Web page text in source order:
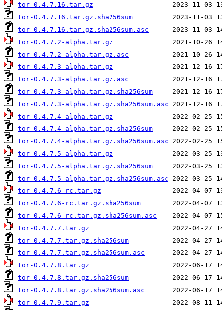
tor-0.4.7.16.tar.gz
tor-0.4.7.16.tar.gz.sha256sum
tor-0.4.7.16.tar.gz.sha256sum.asc
tor-0.4.7.2-alpha.tar.gz
tor-0.4.7.2-alpha.tar.gz.asc
tor-0.4.7.3-alpha.tar.gz
tor-0.4.7.3-alpha.tar.gz.asc
tor-0.4.7.3-alpha.tar.gz.sha256sum
tor-0.4.7.3-alpha.tar.gz.sha256sum.asc
tor-0.4.7.4-alpha.tar.gz
tor-0.4.7.4-alpha.tar.gz.sha256sum
tor-0.4.7.4-alpha.tar.gz.sha256sum.asc
tor-0.4.7.5-alpha.tar.gz
tor-0.4.7.5-alpha.tar.gz.sha256sum
tor-0.4.7.5-alpha.tar.gz.sha256sum.asc
tor-0.4.7.6-rc.tar.gz
tor-0.4.7.6-rc.tar.gz.sha256sum
tor-0.4.7.6-rc.tar.gz.sha256sum.asc
tor-0.4.7.7.tar.gz
tor-0.4.7.7.tar.gz.sha256sum
tor-0.4.7.7.tar.gz.sha256sum.asc
tor-0.4.7.8.tar.gz
tor-0.4.7.8.tar.gz.sha256sum
tor-0.4.7.8.tar.gz.sha256sum.asc
tor-0.4.7.9.tar.gz